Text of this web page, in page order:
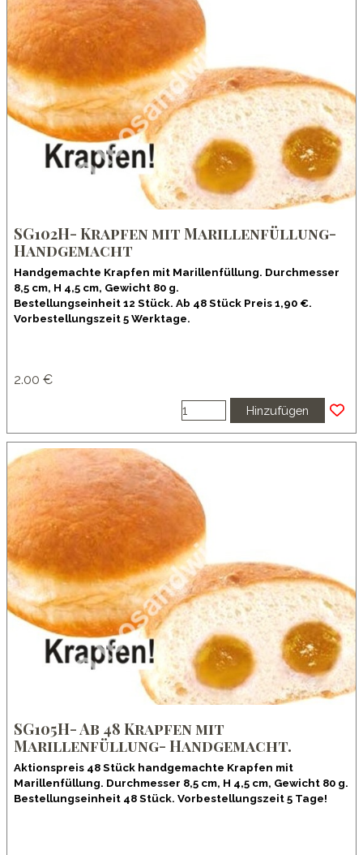
SG102H- Krapfen mit Marillenfüllung-
Handgemacht
Handgemachte Krapfen mit Marillenfüllung. Durchmesser
8,5 cm, H 4,5 cm, Gewicht 80 g.
Bestellungseinheit 12 Stück. Ab 48 Stück Preis 1,90 €.
Vorbestellungszeit 5 Werktage.
2.00 €
Hinzufügen
SG105H- Ab 48 Krapfen mit
Marillenfüllung- Handgemacht.
Aktionspreis 48 Stück handgemachte Krapfen mit
Marillenfüllung. Durchmesser 8,5 cm, H 4,5 cm, Gewicht 80 g.
Bestellungseinheit 48 Stück. Vorbestellungszeit 5 Tage!